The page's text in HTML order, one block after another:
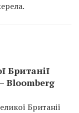
Британії
Bloomberg
Британії